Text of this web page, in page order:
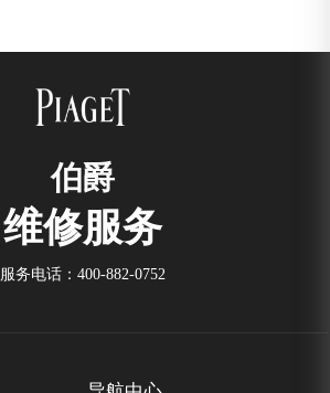
伯爵
维修服务
服务电话： 400-882-0752